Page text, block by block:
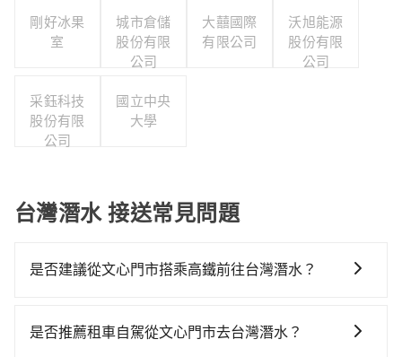
剛好冰果
室
城市倉儲
股份有限
公司
大囍國際
有限公司
沃旭能源
股份有限
公司
采鈺科技
股份有限
公司
國立中央
大學
台灣潛水 接送常見問題
是否建議從文心門市搭乘高鐵前往台灣潛水？
時！從最早06:25一直到23:07，台中-左營一天最多有89
是否推薦租車自駕從文心門市去台灣潛水？